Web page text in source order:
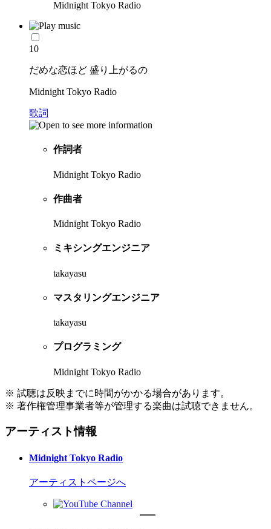
Midnight Tokyo Radio
10
だめな恋ほど 盛り上がるの
Midnight Tokyo Radio
歌詞
作詞者
Midnight Tokyo Radio
作曲者
Midnight Tokyo Radio
ミキシングエンジニア
takayasu
マスタリングエンジニア
takayasu
プログラミング
Midnight Tokyo Radio
※ 試聴は反映までに時間がかかる場合があります。
※ 著作権管理事業者等が管理する楽曲は試聴できません。
アーティスト情報
Midnight Tokyo Radio
アーティストページへ